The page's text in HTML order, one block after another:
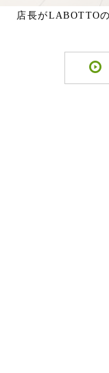
店長がLABOTTO